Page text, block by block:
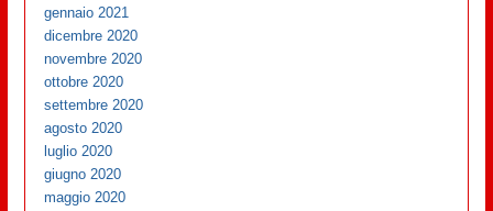
gennaio 2021
dicembre 2020
novembre 2020
ottobre 2020
settembre 2020
agosto 2020
luglio 2020
giugno 2020
maggio 2020